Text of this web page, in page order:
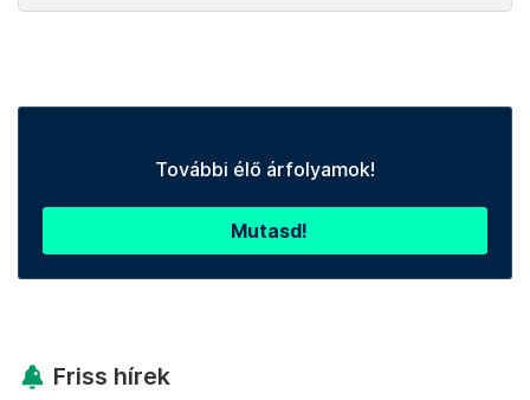
További élő árfolyamok!
Mutasd!
Friss hírek